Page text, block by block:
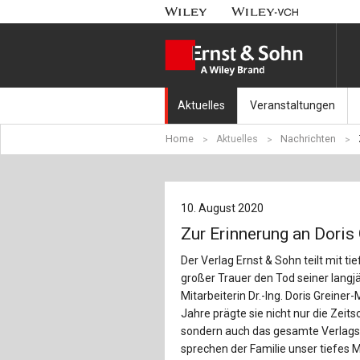
Aktuelles
Nachrichten
Aktuell erschienen
Erscheint in Kürze
Veranstaltungen
Münchener
Fachkonferenz
Symposium
Beton-Kalender-Tag
Home Aktuelles Nachrichten
10. August 2020
Zur Erinnerung an
Der Verlag Ernst & Sohn teilt mit
großer Trauer den Tod seiner
Mitarbeiterin Dr.-Ing. Doris Greiner-
Jahre prägte sie nicht nur die
sondern auch das gesamte
sprechen der Familie unser tiefes